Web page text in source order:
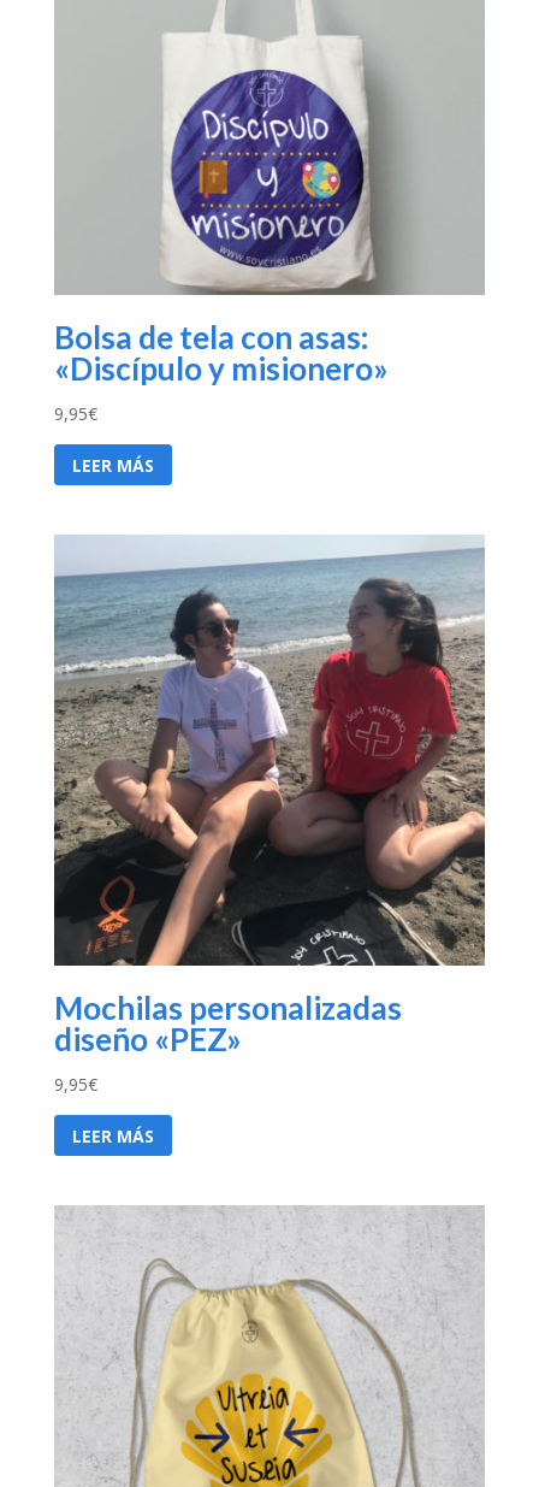
Bolsa de tela con asas:
«Discípulo y misionero»
9,95€
LEER MÁS
Mochilas personalizadas
diseño «PEZ»
9,95€
LEER MÁS